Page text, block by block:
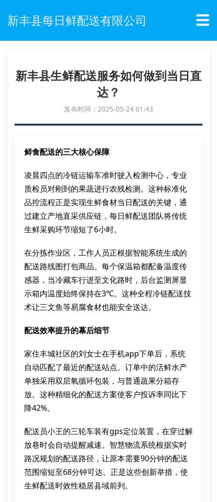
新丰县每日鲜配送有限公司 ☰
新丰县生鲜配送服务如何做到当日直
达？
发布时间：2025-05-24 01:43
鲜食配送的三大核心保障
凌晨四点的冷链运输车准时驶入检测中心，专业
质检员对刚到的果蔬进行农残检测。这种标准化
品控流程正是实现生鲜食材当日配送的关键，通
过建立产地直采供应链，每日鲜配送团队将传统
生鲜采购环节缩短了6小时。
在分拣作业区，工作人员正根据智能系统生成的
配送路线图打包商品。每个保温箱都配备温度传
感器，当冷藏车行进至文化路时，后台监测屏显
示箱内温度始终保持在3℃。这种全程冷链配送技
术让三文鱼等易腐食材也能安全送达。
配送效率提升的幕后细节
家住丰城社区的刘女士在手机app下单后，系统
自动匹配了最近的配送站点。订单中的活鲜水产
单独采用双层氧循环包装，与普通蔬果分箱存
放。这种精细化的配送方案使客户投诉率同比下
降42%。
配送员小王的三轮车装有gps定位装置，在穿过解
放巷时会自动提醒减速。智慧物流系统根据实时
路况规划的配送路径，让原本需要90分钟的配送
范围缩短至68分钟可达。正是这些创新举措，使
生鲜配送时效性稳居县域前列。